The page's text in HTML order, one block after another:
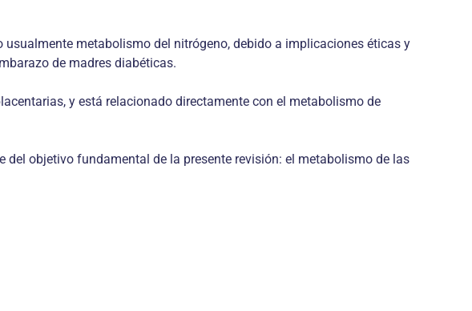
metabolismo del nitrógeno, debido a implicaciones éticas y
de madres diabéticas.
y está relacionado directamente con el metabolismo de
objetivo fundamental de la presente revisión: el metabolismo de las